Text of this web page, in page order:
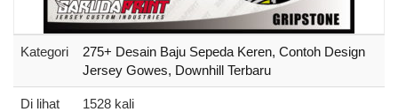
Kategori
275+ Desain Baju Sepeda Keren, Contoh Design
Jersey Gowes, Downhill Terbaru
Di lihat 1528 kali